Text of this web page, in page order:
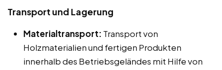
Transport und Lagerung
Materialtransport: Transport von
Holzmaterialien und fertigen Produkten
innerhalb des Betriebsgeländes mit Hilfe von